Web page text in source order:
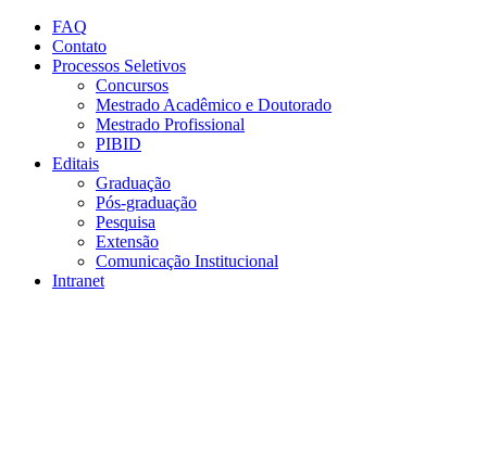
Conteúdo principal
FAQ
Contato
Processos Seletivos
Concursos
Mestrado Acadêmico e Doutorado
Mestrado Profissional
PIBID
Editais
Graduação
Pós-graduação
Pesquisa
Extensão
Comunicação Institucional
Intranet